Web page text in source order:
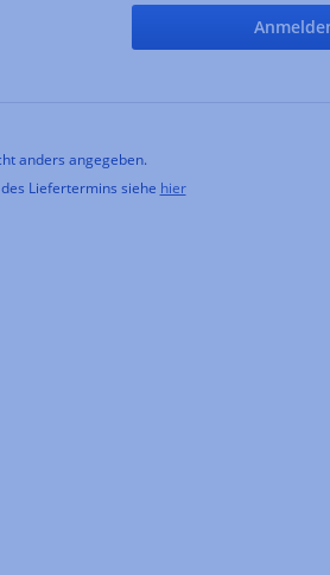
anders angegeben.
Liefertermins siehe hier